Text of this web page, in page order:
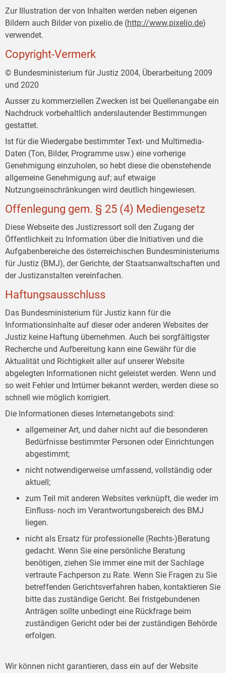
Zur Illustration der von Inhalten werden neben eigenen
Bildern auch Bilder von pixelio.de (http://www.pixelio.de)
verwendet.
Copyright-Vermerk
© Bundesministerium für Justiz 2004, Überarbeitung 2009
und 2020
Ausser zu kommerziellen Zwecken ist bei Quellenangabe ein
Nachdruck vorbehaltlich anderslautender Bestimmungen
gestattet.
Ist für die Wiedergabe bestimmter Text- und Multimedia-
Daten (Ton, Bilder, Programme usw.) eine vorherige
Genehmigung einzuholen, so hebt diese die obenstehende
allgemeine Genehmigung auf; auf etwaige
Nutzungseinschränkungen wird deutlich hingewiesen.
Offenlegung gem. § 25 (4) Mediengesetz
Diese Webseite des Justizressort soll den Zugang der
Öffentlichkeit zu Information über die Initiativen und die
Aufgabenbereiche des österreichischen Bundesministeriums
für Justiz (BMJ), der Gerichte, der Staatsanwaltschaften und
der Justizanstalten vereinfachen.
Haftungsausschluss
Das Bundesministerium für Justiz kann für die
Informationsinhalte auf dieser oder anderen Websites der
Justiz keine Haftung übernehmen. Auch bei sorgfältigster
Recherche und Aufbereitung kann eine Gewähr für die
Aktualität und Richtigkeit aller auf unserer Website
abgelegten Informationen nicht geleistet werden. Wenn und
so weit Fehler und Irrtümer bekannt werden, werden diese so
schnell wie möglich korrigiert.
Die Informationen dieses Internetangebots sind:
allgemeiner Art, und daher nicht auf die besonderen
Bedürfnisse bestimmter Personen oder Einrichtungen
abgestimmt;
nicht notwendigerweise umfassend, vollständig oder
aktuell;
zum Teil mit anderen Websites verknüpft, die weder im
Einfluss- noch im Verantwortungsbereich des BMJ
liegen.
nicht als Ersatz für professionelle (Rechts-)Beratung
gedacht. Wenn Sie eine persönliche Beratung
benötigen, ziehen Sie immer eine mit der Sachlage
vertraute Fachperson zu Rate. Wenn Sie Fragen zu Sie
betreffenden Gerichtsverfahren haben, kontaktieren Sie
bitte das zuständige Gericht. Bei fristgebundenen
Anträgen sollte unbedingt eine Rückfrage beim
zuständigen Gericht oder bei der zuständigen Behörde
erfolgen.
Wir können nicht garantieren, dass ein auf der Website